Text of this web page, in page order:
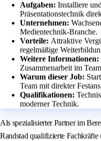
Aufgaben: Installiere
Präsentationstechnik
Unternehmen:
Medientechnik-Branche.
Vorteile: Attraktive
regelmäßige
Weitere Informationen:
Zusammenarbeit im
Warum dieser Job:
Team mit direkter
Qualifikationen:
moderner Technik.
Als spezialisierter Partner im
Randstad qualifizierte